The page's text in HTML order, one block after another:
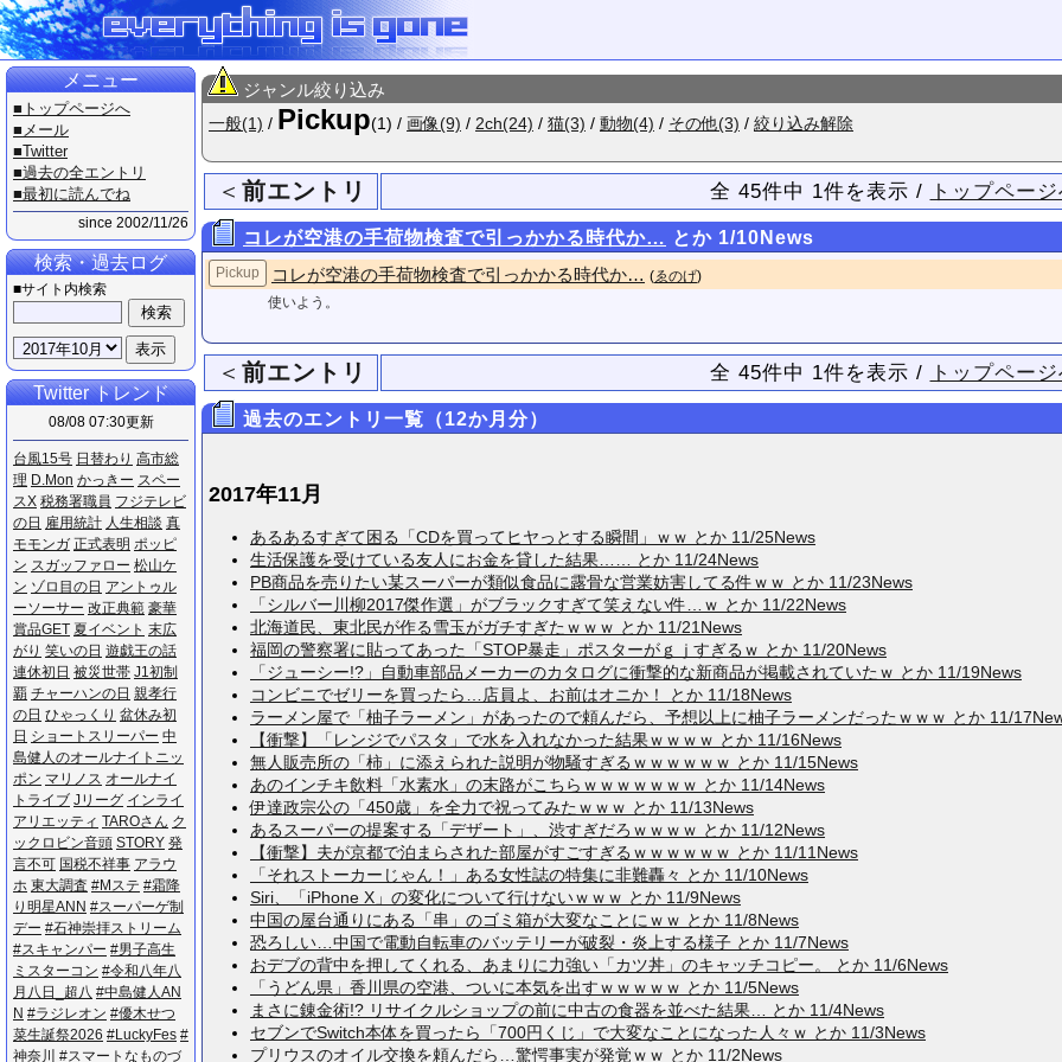
ジャンル絞り込み
一般(1) / Pickup(1) / 画像(9) / 2ch(24) / 猫(3) / 動物(4) / その他(3) / 絞り込み解除
＜ 前エントリ 全 45件中 1件を表示 / トップペー
コレが空港の手荷物検査で引っかかる時代か… とか 1/10News
Pickup コレが空港の手荷物検査で引っかかる時代か… (ゑのげ)
使いよう。
＜ 前エントリ 全 45件中 1件を表示 / トップペー
過去のエントリ一覧（12か月分）
2017年11月
あるあるすぎて困る「CDを買ってヒヤっとする瞬間」ｗｗ とか 11/25News
生活保護を受けている友人にお金を貸した結果…… とか 11/24News
PB商品を売りたい某スーパーが類似食品に露骨な営業妨害してる件ｗｗ とか 11/23News
「シルバー川柳2017傑作選」がブラックすぎて笑えない件…ｗ とか 11/22News
北海道民、東北民が作る雪玉がガチすぎたｗｗｗ とか 11/21News
福岡の警察署に貼ってあった「STOP暴走」ポスターがｇｊすぎるｗ とか 11/20News
「ジューシー!?」自動車部品メーカーのカタログに衝撃的な新商品が掲載されていたｗ とか 11/19News
コンビニでゼリーを買ったら…店員よ、お前はオニか！ とか 11/18News
ラーメン屋で「柚子ラーメン」があったので頼んだら、予想以上に柚子ラーメンだったｗｗｗ とか 11/
【衝撃】「レンジでパスタ」で水を入れなかった結果ｗｗｗｗ とか 11/16News
無人販売所の「柿」に添えられた説明が物騒すぎるｗｗｗｗｗｗ とか 11/15News
あのインチキ飲料「水素水」の末路がこちらｗｗｗｗｗｗｗ とか 11/14News
伊達政宗公の「450歳」を全力で祝ってみたｗｗｗ とか 11/13News
あるスーパーの提案する「デザート」、渋すぎだろｗｗｗｗ とか 11/12News
【衝撃】夫が京都で泊まらされた部屋がすごすぎるｗｗｗｗｗｗ とか 11/11News
「それストーカーじゃん！」ある女性誌の特集に非難轟々 とか 11/10News
Siri、「iPhone X」の変化について行けないｗｗｗ とか 11/9News
中国の屋台通りにある「串」のゴミ箱が大変なことにｗｗ とか 11/8News
恐ろしい…中国で電動自転車のバッテリーが破裂・炎上する様子 とか 11/7News
おデブの背中を押してくれる、あまりに力強い「カツ丼」のキャッチコピー。 とか 11/6News
「うどん県」香川県の空港、ついに本気を出すｗｗｗｗｗ とか 11/5News
まさに錬金術!? リサイクルショップの前に中古の食器を並べた結果… とか 11/4News
セブンでSwitch本体を買ったら「700円くじ」で大変なことになった人々ｗ とか 11/3News
プリウスのオイル交換を頼んだら…驚愕事実が発覚ｗｗ とか 11/2News
メニュー
■トップページへ
■メール
■Twitter
■過去の全エントリ
■最初に読んでね
since 2002/11/26
検索・過去ログ
■サイト内検索
Twitter トレンド
08/08 07:30更新
台​風​1​5​号 日​替​わ​り 高​市​総​
理 D​.​M​o​n か​っ​き​ー ス​ペ​ー​
ス​X 税​務​署​職​員 フ​ジ​テ​レ​ビ​
の​日 雇​用​統​計 人​生​相​談 真​
モ​モ​ン​ガ 正​式​表​明 ポ​ッ​ピ​
ン ス​ガ​ッ​フ​ァ​ロ​ー 松​山​ケ​
ン ゾ​ロ​目​の​日 ア​ン​ト​ゥ​ル​
ー​ソ​ー​サ​ー 改​正​典​範 豪​華​
賞​品​G​E​T 夏​イ​ベ​ン​ト 末​広​
が​り 笑​い​の​日 遊​戯​王​の​話
連​休​初​日 被​災​世​帯 J​1​初​制​
覇 チ​ャ​ー​ハ​ン​の​日 親​孝​行​
の​日 ひ​ゃ​っ​く​り 盆​休​み​初​
日 シ​ョ​ー​ト​ス​リ​ー​パ​ー 中​
島​健​人​の​オ​ー​ル​ナ​イ​ト​ニ​ッ​
ポ​ン マ​リ​ノ​ス オ​ー​ル​ナ​イ​
ト​ラ​イ​ブ J​リ​ー​グ イ​ン​ラ​イ
ア​リ​エ​ッ​テ​ィ T​A​R​O​さ​ん ク​
ッ​ク​ロ​ビ​ン​音​頭 S​T​O​R​Y 発​
言​不​可 国​税​不​祥​事 ア​ラ​ウ​
ホ 東​大​調​査 #​M​ス​テ #​霜​降​
り​明​星​A​N​N #​ス​ー​パ​ー​ゲ​制​
デ​ー #​石​神​崇​拝​ス​ト​リ​ー​ム
#​ス​キ​ャ​ン​パ​ー #​男​子​高​生​
ミ​ス​タ​ー​コ​ン #​令​和​八​年​八​
月​八​日​_​超​八 #​中​島​健​人​A​N​
N #​ラ​ジ​レ​オ​ン #​優​木​せ​つ​
菜​生​誕​祭​2​0​2​6 #​L​u​c​k​y​F​e​s #​
神​奈​川 #​ス​マ​ー​ト​な​も​の​づ​